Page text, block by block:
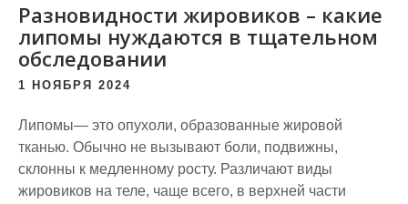
Разновидности жировиков – какие
липомы нуждаются в тщательном
обследовании
1 НОЯБРЯ 2024
Липомы— это опухоли, образованные жировой
тканью. Обычно не вызывают боли, подвижны,
склонны к медленному росту. Различают виды
жировиков на теле, чаще всего, в верхней части